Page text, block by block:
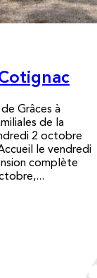
Grâces à
de la
2 octobre
le vendredi
complète